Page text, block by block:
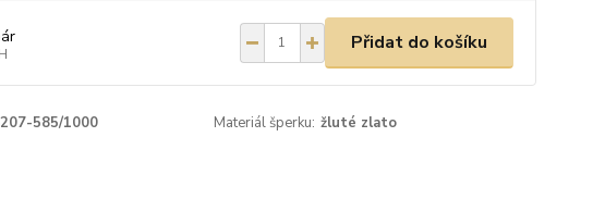
Přidat do košíku
585/1000 Materiál šperku: žluté zlato